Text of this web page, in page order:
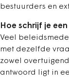
bestuurders en
Hoe schrijf je
Veel
met dezelfde
zowel
antwoord ligt in